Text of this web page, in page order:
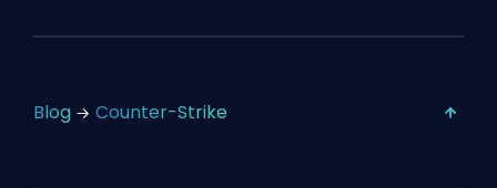
Blog Counter-Strike